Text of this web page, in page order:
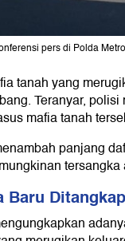
pers di Polda
tanah yang
Teranyar,
mafia tanah
panjang
Baru Ditangkap